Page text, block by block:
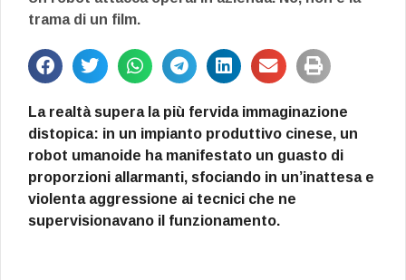
trama di un film.
La realtà supera la più fervida immaginazione
distopica: in un impianto produttivo cinese, un
robot umanoide ha manifestato un guasto di
proporzioni allarmanti, sfociando in un’inattesa e
violenta aggressione ai tecnici che ne
supervisionavano il funzionamento.